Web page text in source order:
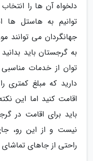
دلخواه آن ها را
توانیم به هاستل ها
جهانگردان می توانند
به گرجستان باید
توان از خدمات مناسبی
دارید که مبلغ کمتری
اقامت کنید اما این
باید برای اقامت در
نیست و از این رو،
راحتی از جاهای